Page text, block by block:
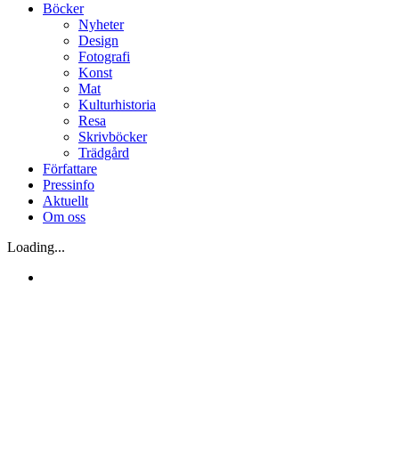
Böcker
Nyheter
Design
Fotografi
Konst
Mat
Kulturhistoria
Resa
Skrivböcker
Trädgård
Författare
Pressinfo
Aktuellt
Om oss
Loading...